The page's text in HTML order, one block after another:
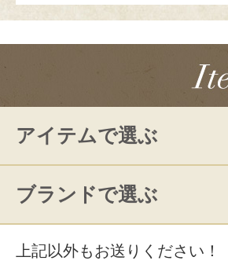
アイテムで選ぶ
ブランドで選ぶ
上記以外もお送りください！